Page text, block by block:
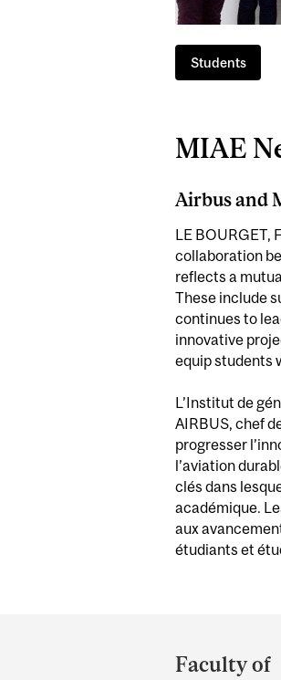
Students
MIAE
Airbus and
LE BOURGET,
collaboration
reflects a
These include
continues to
innovative
equip students
L’Institut de
AIRBUS, chef
progresser
l’aviation
clés dans
académique.
aux
étudiants et
and
Faculty of